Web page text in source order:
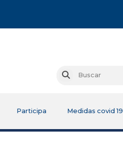
Buscar
Participa Medidas covid 19